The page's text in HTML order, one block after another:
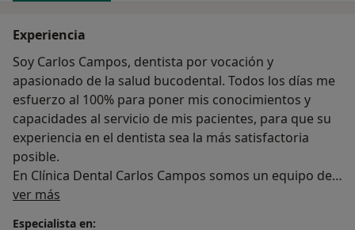
Experiencia
Soy Carlos Campos, dentista por vocación y
apasionado de la salud bucodental. Todos los días me
esfuerzo al 100% para poner mis conocimientos y
capacidades al servicio de mis pacientes, para que su
experiencia en el dentista sea la más satisfactoria
posible.
En Clínica Dental Carlos Campos somos un equipo de
especialistas en el sector dental, equipados con la
ver más
Especialista en: